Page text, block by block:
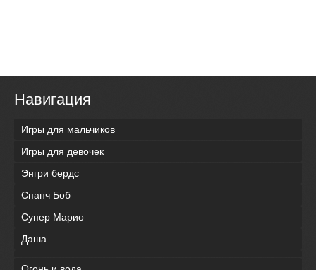
Навигация
Игры для мальчиков
Игры для девочек
Энгри бердс
Спанч Боб
Супер Марио
Даша